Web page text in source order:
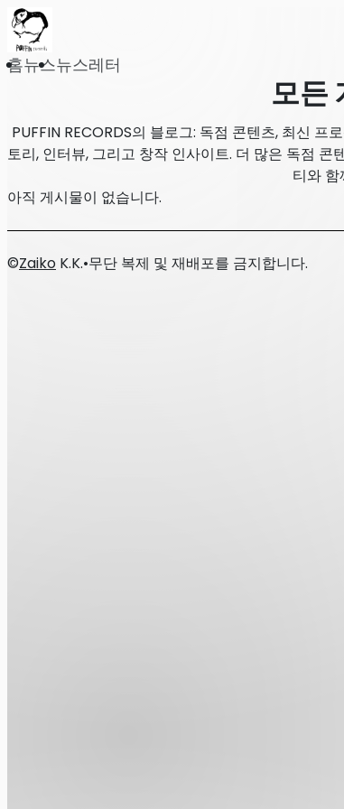
홈뉴스뉴스레터
모든
PUFFIN RECORDS의 블로그: 독점 콘텐츠, 최신 프
토리, 인터뷰, 그리고 창작 인사이트. 더 많은 독점 콘
티와 함
아직 게시물이 없습니다.
©Zaiko K.K.•무단 복제 및 재배포를 금지합니다.